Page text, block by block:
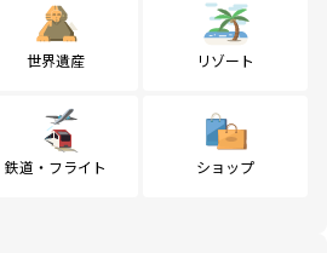
世界遺産 リゾート
鉄道・フライト ショップ